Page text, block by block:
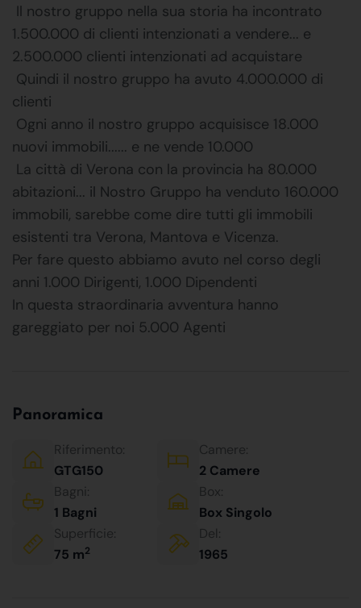
 Il nostro gruppo nella sua storia ha incontrato
1.500.000 di clienti intenzionati a vendere... e
2.500.000 clienti intenzionati ad acquistare
 Quindi il nostro gruppo ha avuto 4.000.000 di
clienti
 Ogni anno il nostro gruppo acquisisce 18.000
nuovi immobili...... e ne vende 10.000
 La città di Verona con la provincia ha 80.000
abitazioni... il Nostro Gruppo ha venduto 160.000
immobili, sarebbe come dire tutti gli immobili
esistenti tra Verona, Mantova e Vicenza.
Per fare questo abbiamo avuto nel corso degli
anni 1.000 Dirigenti, 1.000 Dipendenti
In questa straordinaria avventura hanno
gareggiato per noi 5.000 Agenti
Panoramica
Riferimento:
GTG150
Camere:
2 Camere
Bagni:
1 Bagni
Box:
Box Singolo
Superficie:
75 m2
Del:
1965